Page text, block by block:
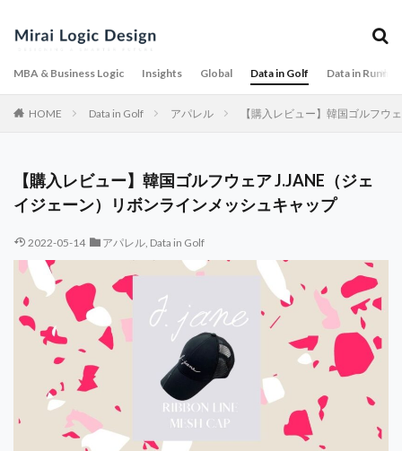
MBA & Business Logic Insights Global Data in Golf Data in
HOME Data in Golf アパレル 【購入レビュー】韓国ゴルフウ
【購入レビュー】韓国ゴルフウェア J.JANE（ジェ
イジェーン）リボンラインメッシュキャップ
2022-05-14 アパレル, Data in Golf